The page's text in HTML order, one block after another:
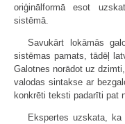
oriģinālformā esot
sistēmā.
Savukārt lokāmās
sistēmas pamats, tādēļ
Galotnes norādot uz
valodas sintakse ar
konkrēti teksti padarīti pat
Ekspertes uzskata, ka